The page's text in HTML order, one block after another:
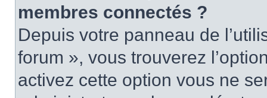
membres connectés ?
Depuis votre panneau de
forum », vous trouverez
activez cette option vous ne